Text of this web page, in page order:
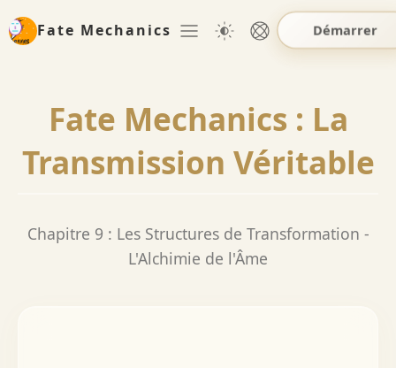
Fate Mechanics Démarrer
Fate Mechanics : La
Transmission Véritable
Chapitre 9 : Les Structures de Transformation -
L'Alchimie de l'Âme